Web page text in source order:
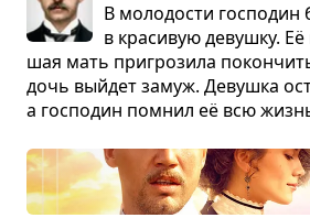
В моло­до­сти гос­по­дин
в кра­си­вую девушку.
шая мать при­гро­зила
дочь выйдет замуж. Девушка
а гос­по­дин помнил её всю